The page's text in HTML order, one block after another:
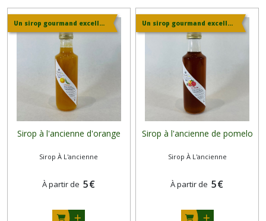
Un sirop gourmand excellent, même pur !
Sirop à l'ancienne d'orange
Sirop À L'ancienne
À partir de 5€
Un sirop gourmand excellent, même pur !
Sirop à l'ancienne de pomelo
Sirop À L'ancienne
À partir de 5€